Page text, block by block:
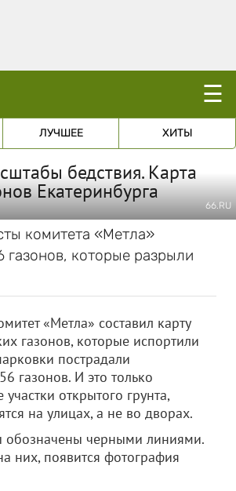
☰
ЛУЧШЕЕ ХИТЫ
бедствия. Карта
Екатеринбурга
66.RU
комитета «Метла»
газонов, которые разрыли
«Метла» составил карту
газонов, которые испортили
пострадали
газонов. И это только
открытого грунта,
на улицах, а не во дворах.
обозначены черными линиями.
них, появится фотография